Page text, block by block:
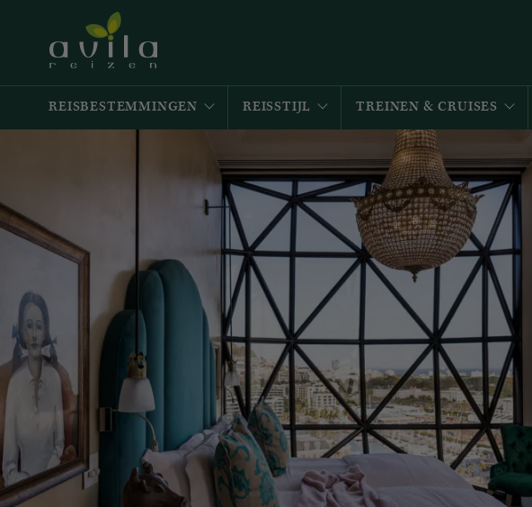
REISBESTEMMINGEN REISSTIJL TREINEN & CRUISES